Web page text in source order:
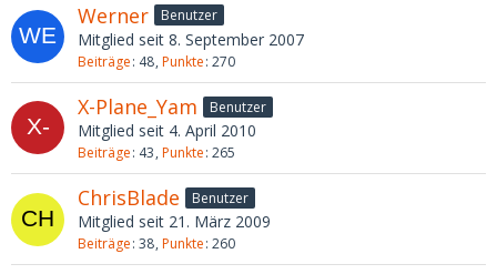
Werner Benutzer
Mitglied seit 8. September 2007
Beiträge 48 Punkte 270
X-Plane_Yam Benutzer
Mitglied seit 4. April 2010
Beiträge 43 Punkte 265
ChrisBlade Benutzer
Mitglied seit 21. März 2009
Beiträge 38 Punkte 260